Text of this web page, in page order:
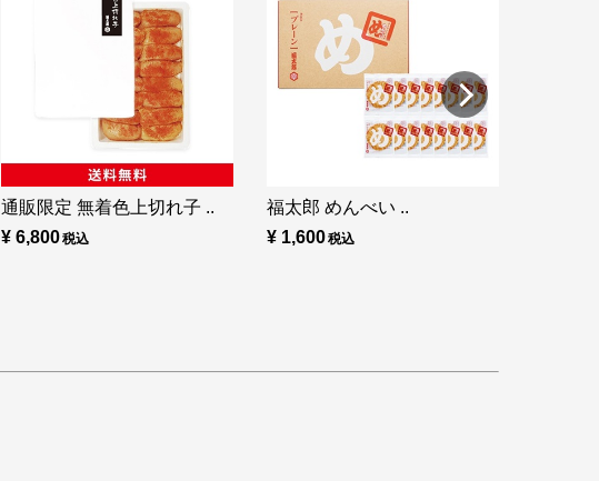
通販限定 無着色上切れ子 ..
¥ 6,800
福太郎 めんべい ..
¥ 1,600